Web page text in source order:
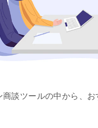
談ツールの中から、お